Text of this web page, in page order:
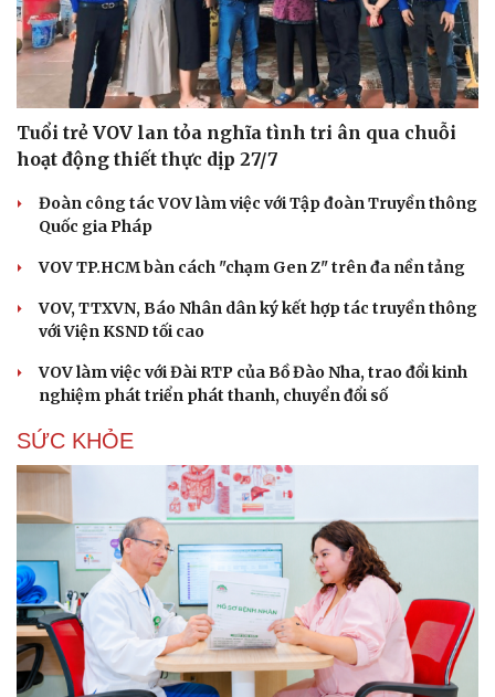
Tuổi trẻ VOV lan tỏa nghĩa tình tri ân qua chuỗi
hoạt động thiết thực dịp 27/7
Đoàn công tác VOV làm việc với Tập đoàn Truyền thông
Quốc gia Pháp
VOV TP.HCM bàn cách "chạm Gen Z" trên đa nền tảng
VOV, TTXVN, Báo Nhân dân ký kết hợp tác truyền thông
với Viện KSND tối cao
VOV làm việc với Đài RTP của Bồ Đào Nha, trao đổi kinh
nghiệm phát triển phát thanh, chuyển đổi số
SỨC KHỎE